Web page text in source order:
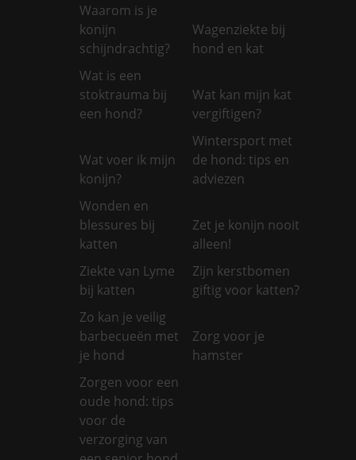
Waarom is je
konijn
schijndrachtig?
Wagenziekte bij
hond en kat
Wat is een
stoktrauma bij
een hond?
Wat kan mijn kat
vergiftigen?
Wat voer ik mijn
konijn?
Wintersport met
de hond: tips en
adviezen
Wonden en
blessures bij
katten
Zet je konijn nooit
alleen!
Ziekte van Lyme
bij katten
Zijn kerstbomen
giftig voor katten?
Zo kan je veilig
barbecueën met
je hond
Zorg voor je
hamster
Zorgen voor een
oude hond: tips
voor de
verzorging van